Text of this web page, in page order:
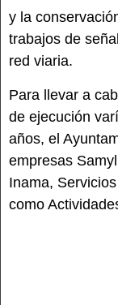
y la
trabajos de
red viaria.
Para llevar a
de ejecución
años, el
empresas
Inama,
como